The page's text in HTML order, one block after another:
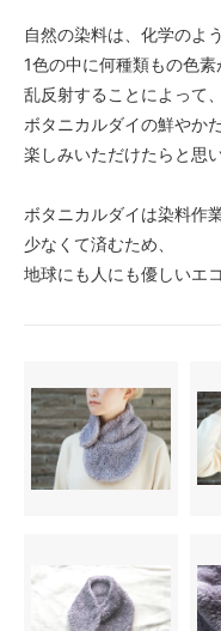
自然の染料は、化学のよ
1色の中に何種類もの色
乱反射することによって
ボタニカルダイの鮮やか
楽しみいただけたらと思い
ボタニカルダイは染料作
少なくて済むため、
地球にも人にも優しいエ